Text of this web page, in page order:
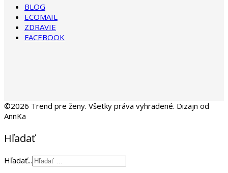
BLOG
ECOMAIL
ZDRAVIE
FACEBOOK
©2026 Trend pre ženy. Všetky práva vyhradené. Dizajn od
AnnKa
Hľadať
Hľadať...